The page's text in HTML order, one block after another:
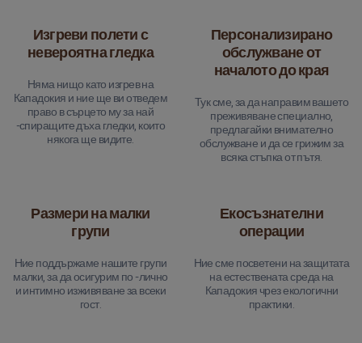
Изгреви полети с
невероятна гледка
Няма нищо като изгрев на
Кападокия и ние ще ви отведем
право в сърцето му за най
-спиращите дъха гледки, които
някога ще видите.
Персонализирано
обслужване от
началото до края
Тук сме, за да направим вашето
преживяване специално,
предлагайки внимателно
обслужване и да се грижим за
всяка стъпка от пътя.
Размери на малки
групи
Ние поддържаме нашите групи
малки, за да осигурим по -лично
и интимно изживяване за всеки
гост.
Екосъзнателни
операции
Ние сме посветени на защитата
на естествената среда на
Кападокия чрез екологични
практики.